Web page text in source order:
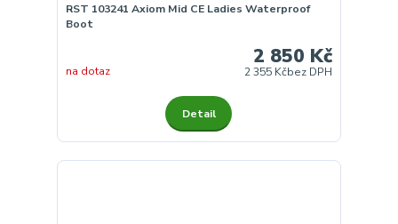
RST 103241 Axiom Mid CE Ladies Waterproof
Boot
2 850 Kč
2 355 Kčbez DPH
na dotaz
Detail